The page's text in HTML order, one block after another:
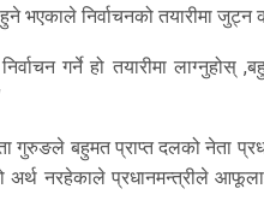
भएकाले निर्वाचनको तयारीमा जुट्न
गर्ने हो तयारीमा
गुरुङले बहुमत प्राप्त दलको नेता
नरहेकाले प्रधानमन्त्रीले आफूलाई